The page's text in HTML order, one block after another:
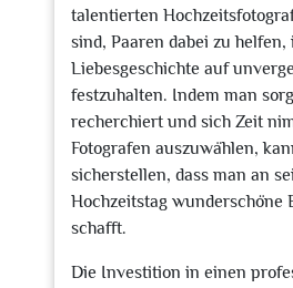
talentierten
sind, Paaren dabei zu helfen,
Liebesgeschichte auf
festzuhalten. Indem man
recherchiert und sich Zeit
Fotografen auszuwählen,
sicherstellen, dass man an
Hochzeitstag wunderschöne
schafft.
Die Investition in einen